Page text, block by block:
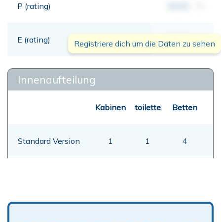
P (rating)
E (rating) 00,00 mt
Registriere dich um die Daten zu sehen
Innenaufteilung
Kabinen toilette Betten
Standard Version 1 1 4